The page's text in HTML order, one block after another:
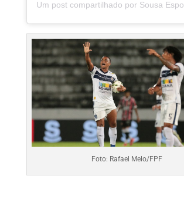
Foto: Rafael Melo/FPF